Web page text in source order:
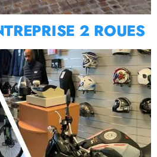
2 ROUES